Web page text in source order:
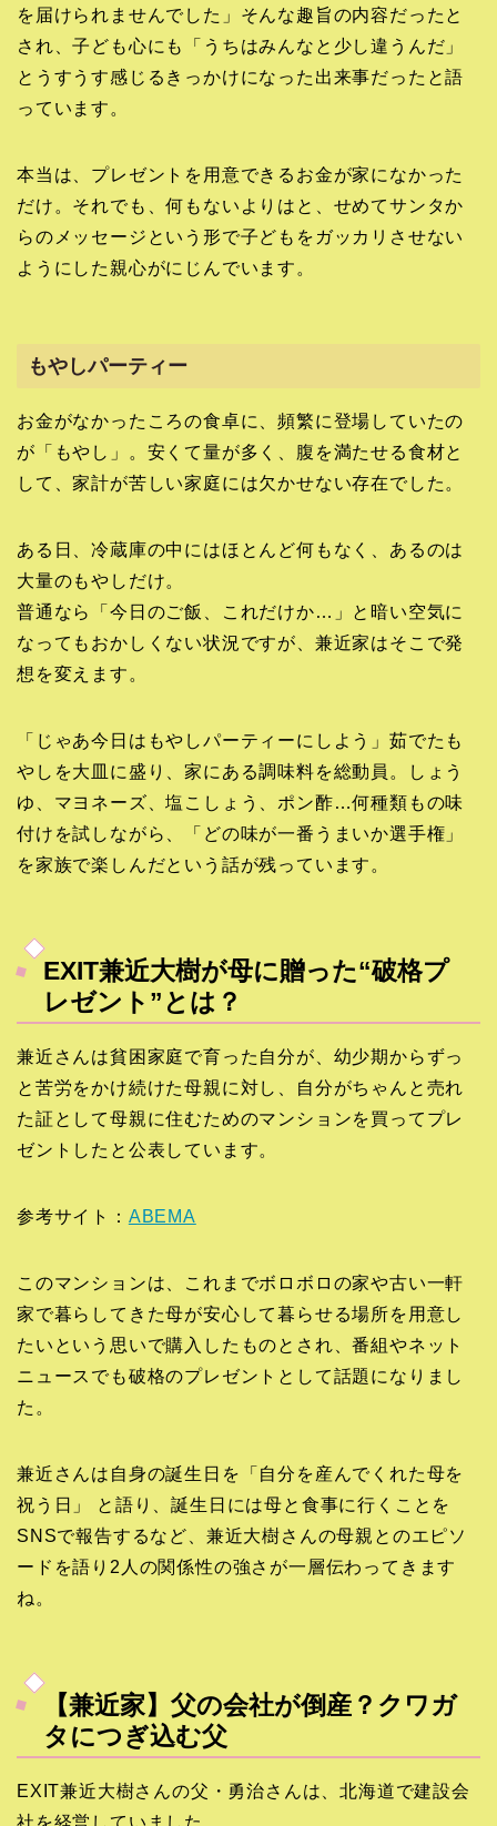
を届けられませんでした」そんな趣旨の内容だったと
され、子ども心にも「うちはみんなと少し違うんだ」
とうすうす感じるきっかけになった出来事だったと語
っています。
本当は、プレゼントを用意できるお金が家になかった
だけ。それでも、何もないよりはと、せめてサンタか
らのメッセージという形で子どもをガッカリさせない
ようにした親心がにじんでいます。
もやしパーティー
お金がなかったころの食卓に、頻繁に登場していたの
が「もやし」。安くて量が多く、腹を満たせる食材と
して、家計が苦しい家庭には欠かせない存在でした。
ある日、冷蔵庫の中にはほとんど何もなく、あるのは
大量のもやしだけ。
普通なら「今日のご飯、これだけか…」と暗い空気に
なってもおかしくない状況ですが、兼近家はそこで発
想を変えます。
「じゃあ今日はもやしパーティーにしよう」茹でたも
やしを大皿に盛り、家にある調味料を総動員。しょう
ゆ、マヨネーズ、塩こしょう、ポン酢…何種類もの味
付けを試しながら、「どの味が一番うまいか選手権」
を家族で楽しんだという話が残っています。
EXIT兼近大樹が母に贈った“破格プ
レゼント”とは？
兼近さんは貧困家庭で育った自分が、幼少期からずっ
と苦労をかけ続けた母親に対し、自分がちゃんと売れ
た証として母親に住むためのマンションを買ってプレ
ゼントしたと公表しています。
参考サイト： ABEMA
このマンションは、これまでボロボロの家や古い一軒
家で暮らしてきた母が安心して暮らせる場所を用意し
たいという思いで購入したものとされ、番組やネット
ニュースでも破格のプレゼントとして話題になりまし
た。
兼近さんは自身の誕生日を「自分を産んでくれた母を
祝う日」 と語り、誕生日には母と食事に行くことを
SNSで報告するなど、兼近大樹さんの母親とのエピソ
ードを語り2人の関係性の強さが一層伝わってきます
ね。
【兼近家】父の会社が倒産？クワガ
タにつぎ込む父
EXIT兼近大樹さんの父・勇治さんは、北海道で建設会
社を経営していました。